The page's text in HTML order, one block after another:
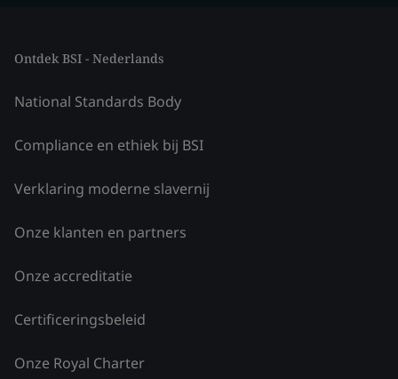
Ontdek BSI - Nederlands
National Standards Body
Compliance en ethiek bij BSI
Verklaring moderne slavernij
Onze klanten en partners
Onze accreditatie
Certificeringsbeleid
Onze Royal Charter